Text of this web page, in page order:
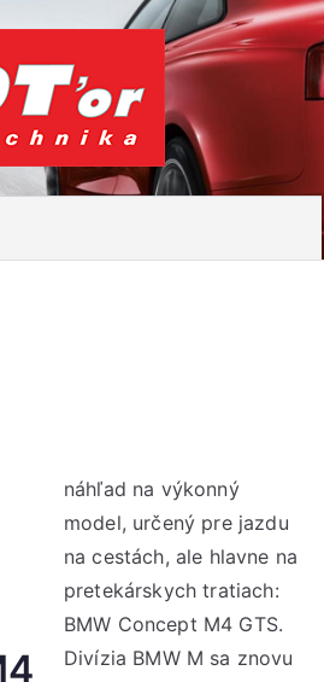
MOT'
or
Váš
motoristický
časopis
náhľad na výkonný
model, určený pre jazdu
na cestách, ale hlavne na
pretekárskych tratiach:
BMW Concept M4 GTS.
Divízia BMW M sa znovu